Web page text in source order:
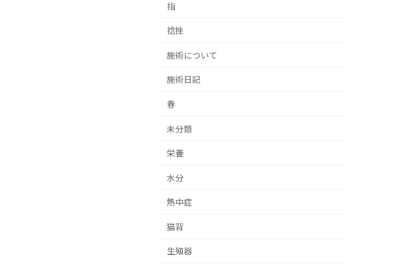
指
捻挫
施術について
施術日記
春
未分類
栄養
水分
熱中症
猫背
生殖器